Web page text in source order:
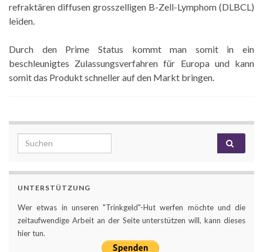
refraktären diffusen grosszelligen B-Zell-Lymphom (DLBCL)
leiden.
Durch den Prime Status kommt man somit in ein
beschleunigtes Zulassungsverfahren für Europa und kann
somit das Produkt schneller auf den Markt bringen.
Search for:
UNTERSTÜTZUNG
Wer etwas in unseren "Trinkgeld"-Hut werfen möchte und die
zeitaufwendige Arbeit an der Seite unterstützen will, kann dieses
hier tun.